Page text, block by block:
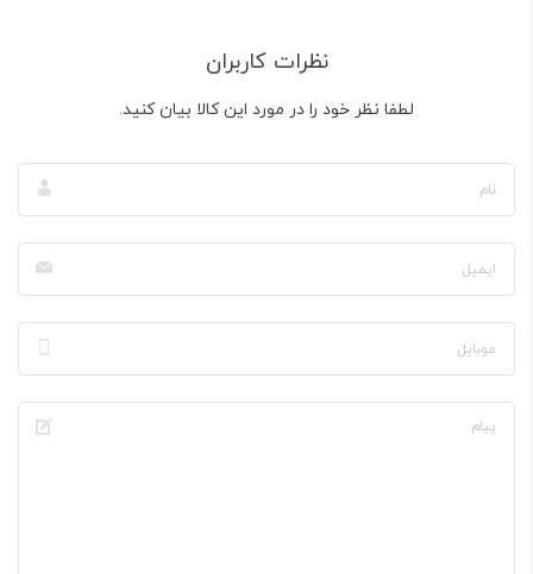
نظرات کاربران
لطفا نظر خود را در مورد این کالا بیان کنید.